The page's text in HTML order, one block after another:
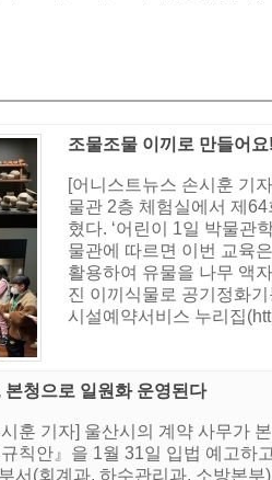
조물조물 이끼로 만들어
[어니스트뉴스 손시훈 기
물관 2층 체험실에서 제
혔다. ‘어린이 1일 박물관
물관에 따르면 이번 교육
활용하여 유물을 나무 액
진 이끼식물로 공기정화
시설예약서비스 누리집
본청으로 일원화 운영된다
훈 기자] 울산시의 계약 사무가
칙안』을 1월 31일 입법 예고하
서(회계과, 하수관리과, 소방본